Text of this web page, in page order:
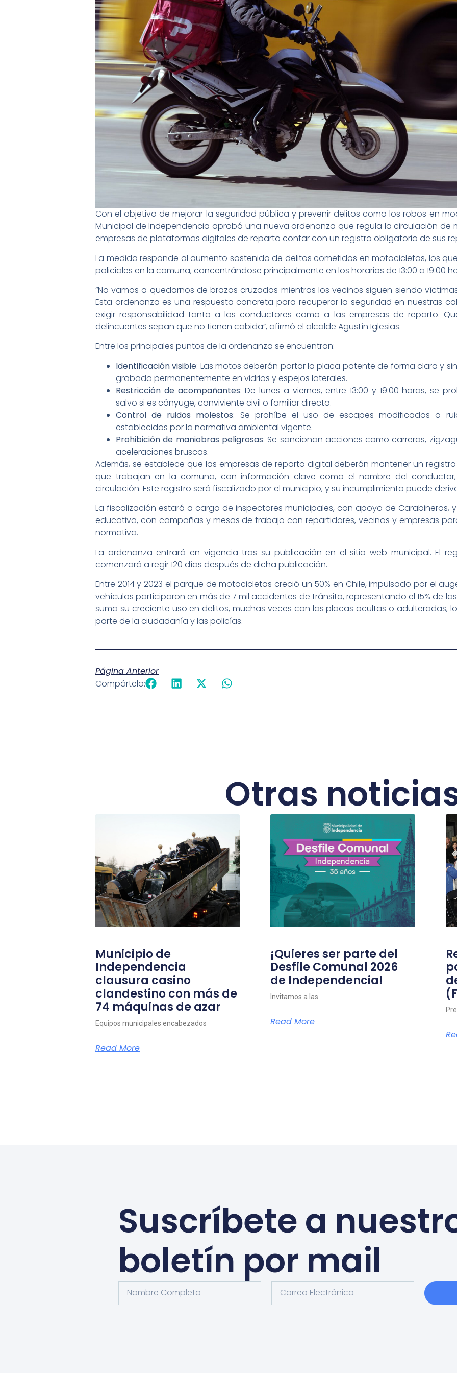
Con el objetivo de mejorar la seguridad pública y prevenir delitos como los robos en
Municipal de Independencia aprobó una nueva ordenanza que regula la circulación de
empresas de plataformas digitales de reparto contar con un registro obligatorio de sus
La medida responde al aumento sostenido de delitos cometidos en motocicletas, los
policiales en la comuna, concentrándose principalmente en los horarios de 13:00 a 19:00
“No vamos a quedarnos de brazos cruzados mientras los vecinos siguen siendo
Esta ordenanza es una respuesta concreta para recuperar la seguridad en nuestras
exigir responsabilidad tanto a los conductores como a las empresas de reparto.
delincuentes sepan que no tienen cabida”, afirmó el alcalde Agustín Iglesias.
Entre los principales puntos de la ordenanza se encuentran:
Identificación visible: Las motos deberán portar la placa patente de forma clara y
grabada permanentemente en vidrios y espejos laterales.
Restricción de acompañantes: De lunes a viernes, entre 13:00 y 19:00 horas, se
salvo si es cónyuge, conviviente civil o familiar directo.
Control de ruidos molestos: Se prohíbe el uso de escapes modificados o
establecidos por la normativa ambiental vigente.
Prohibición de maniobras peligrosas: Se sancionan acciones como carreras,
aceleraciones bruscas.
Además, se establece que las empresas de reparto digital deberán mantener un
que trabajan en la comuna, con información clave como el nombre del
circulación. Este registro será fiscalizado por el municipio, y su incumplimiento puede
La fiscalización estará a cargo de inspectores municipales, con apoyo de Carabineros,
educativa, con campañas y mesas de trabajo con repartidores, vecinos y empresas
normativa.
La ordenanza entrará en vigencia tras su publicación en el sitio web municipal. El
comenzará a regir 120 días después de dicha publicación.
Entre 2014 y 2023 el parque de motocicletas creció un 50% en Chile, impulsado por el
vehículos participaron en más de 7 mil accidentes de tránsito, representando el 15% de
suma su creciente uso en delitos, muchas veces con las placas ocultas o adulteradas,
parte de la ciudadanía y las policías.
Página Anterior
Compártelo:
Otras
Municipio de
Independencia
clausura casino
clandestino con más de
74 máquinas de azar
Equipos municipales encabezados
Read More
¡Quieres ser parte del
Desfile Comunal 2026
de Independencia!
Invitamos a las
Read More
Suscríbete a
boletín por mail